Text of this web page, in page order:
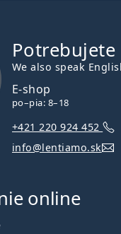
We also speak
E-shop
po–pia: 8–18
+421 220 924 452
info@lentiamo.sk
online